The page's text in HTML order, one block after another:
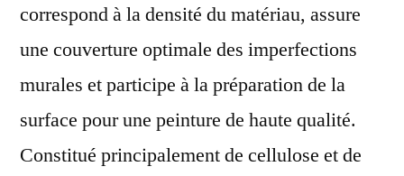
correspond à la densité du matériau, assure
une couverture optimale des imperfections
murales et participe à la préparation de la
surface pour une peinture de haute qualité.
Constitué principalement de cellulose et de